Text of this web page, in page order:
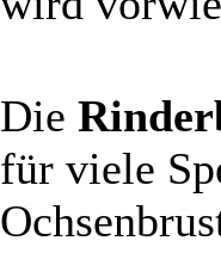
Die
für viele